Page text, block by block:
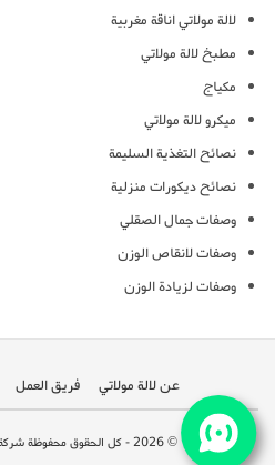
لالة مولاتي اناقة مغربية
مطبخ لالة مولاتي
مكياج
ميكرو لالة مولاتي
نصائح التغذية السليمة
نصائح ديكورات منزلية
وصفات جمال الصقلي
وصفات لانقاص الوزن
وصفات لزيادة الوزن
عن لالة مولاتي فريق العمل
© 2026 - كل الحقوق محفوظة شركة لالة مولاتي Lala Moulati